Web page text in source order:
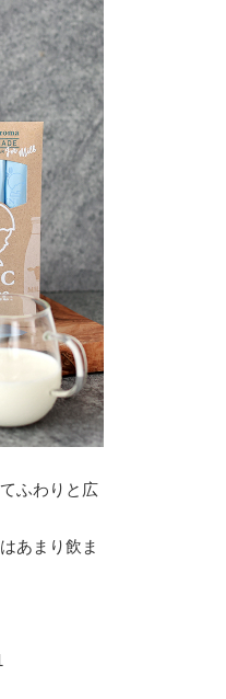
ふわりと広
あまり飲ま